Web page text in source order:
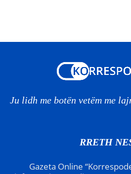
Ju lidh me botën vetëm me
RRETH
Gazeta Online